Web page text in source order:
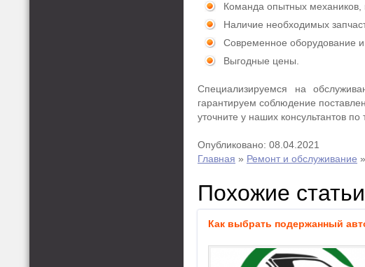
Команда опытных механиков,
Наличие необходимых
Современное оборудование
Выгодные цены.
Специализируемся на
гарантируем соблюдение
уточните у наших консультантов по
Опубликовано: 08.04.2021
Главная » Ремонт и обслуживание »
Похожие статьи
Как выбрать подержанный